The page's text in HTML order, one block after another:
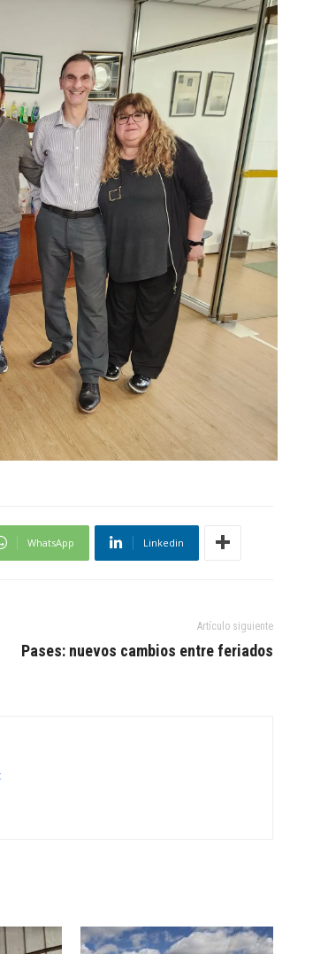
WhatsApp Linkedin
Artículo siguiente
Pases: nuevos cambios entre feriados